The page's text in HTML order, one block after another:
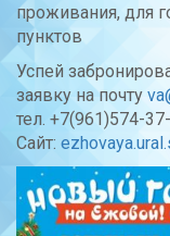
проживания, для
пунктов
Успей
заявку на почту
тел. +7(961)574-
Сайт: